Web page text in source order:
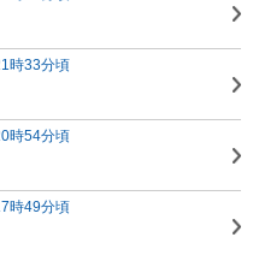
時33分頃
時54分頃
時49分頃